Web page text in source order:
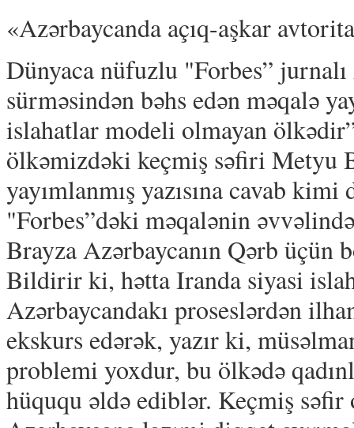
«Azərbaycanda açıq-aşkar
Dünyaca nüfuzlu "Forbes”
sürməsindən bəhs edən məqalə
islahatlar modeli olmayan
ölkəmizdəki keçmiş səfiri Metyu
yayımlanmış yazısına cavab
"Forbes”dəki məqalənin
Brayza Azərbaycanın Qərb üçün
Bildirir ki, hətta Iranda siyasi
Azərbaycandakı proseslərdən
ekskurs edərək, yazır ki,
problemi yoxdur, bu ölkədə
hüququ əldə ediblər. Keçmiş